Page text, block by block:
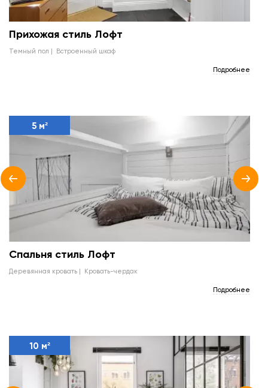
Прихожая стиль Лофт
темный пол встроенный шкаф
Подробнее
5 м²
Спальня стиль Лофт
деревянная кровать кровать-чердак
Подробнее
10 м²